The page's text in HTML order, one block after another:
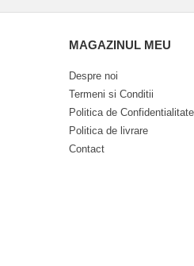
MAGAZINUL MEU
Despre noi
Termeni si Conditii
Politica de Confidentialitate
Politica de livrare
Contact